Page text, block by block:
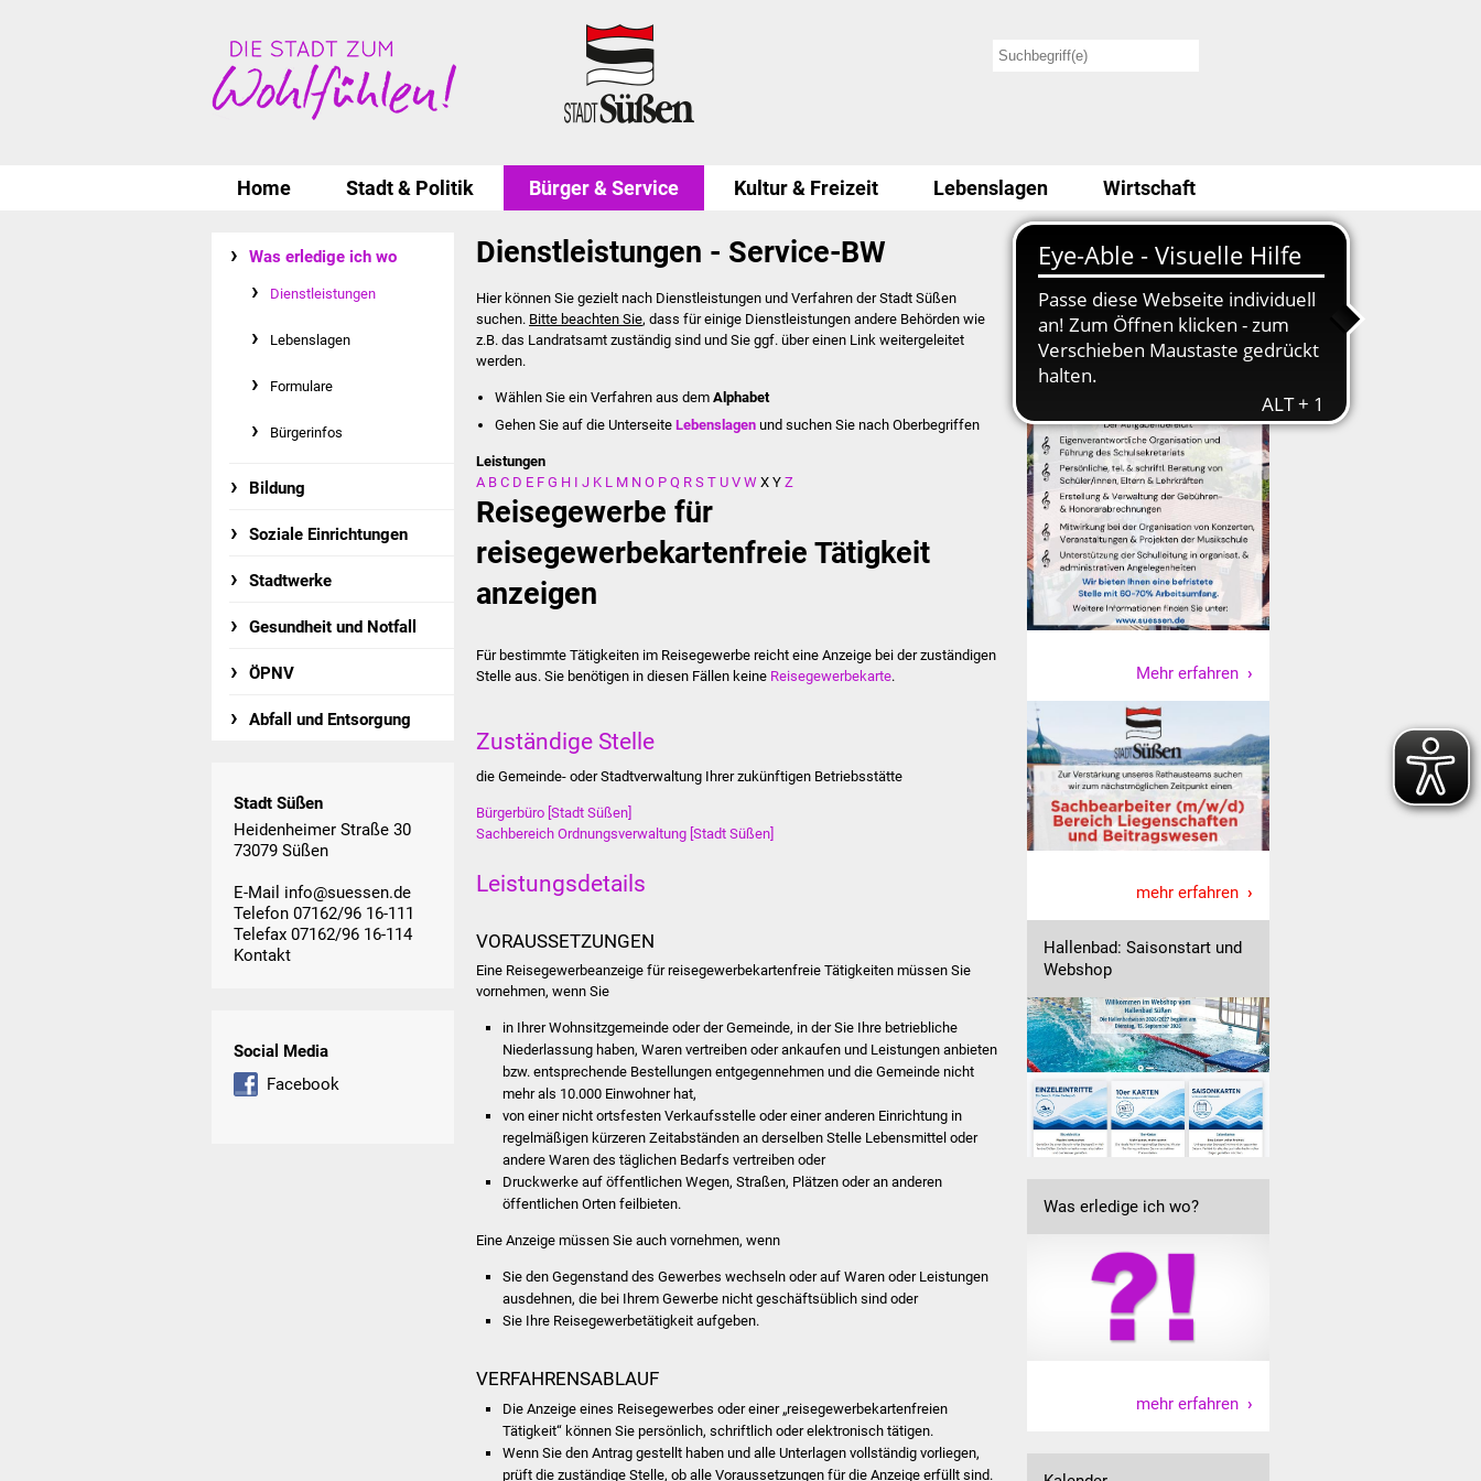
Home Stadt & Politik Bürger & Service Kultur & Freizeit Lebenslagen Wirtschaft
Was erledige ich wo
Dienstleistungen
Lebenslagen
Formulare
Bürgerinfos
Bildung
Soziale Einrichtungen
Stadtwerke
Gesundheit und Notfall
ÖPNV
Abfall und Entsorgung
Stadt Süßen
Heidenheimer Straße 30
73079 Süßen
E-Mail info@suessen.de
Telefon 07162/96 16-111
Telefax 07162/96 16-114
Kontakt
Social Media
Facebook
Dienstleistungen - Service-BW
Hier können Sie gezielt nach Dienstleistungen und Verfahren der Stadt Süßen
suchen. Bitte beachten Sie, dass für einige Dienstleistungen andere Behörden wie
z.B. das Landratsamt zuständig sind und Sie ggf. über einen Link weitergeleitet
werden.
Wählen Sie ein Verfahren aus dem Alphabet
Gehen Sie auf die UnterseiteLebenslagen und suchen Sie nach Oberbegriffen
Leistungen
A B C D E F G H I J K L M N O P Q R S T U V W X Y Z
Reisegewerbe für
reisegewerbekartenfreie Tätigkeit
anzeigen
Für bestimmte Tätigkeiten im Reisegewerbe reicht eine Anzeige bei der zuständigen
Stelle aus. Sie benötigen in diesen Fällen keine Reisegewerbekarte.
Zuständige Stelle
die Gemeinde- oder Stadtverwaltung Ihrer zukünftigen Betriebsstätte
Bürgerbüro [Stadt Süßen]
Sachbereich Ordnungsverwaltung [Stadt Süßen]
Leistungsdetails
VORAUSSETZUNGEN
Eine Reisegewerbeanzeige für reisegewerbekartenfreie Tätigkeiten müssen Sie
vornehmen, wenn Sie
in Ihrer Wohnsitzgemeinde oder der Gemeinde, in der Sie Ihre betriebliche
Niederlassung haben, Waren vertreiben oder ankaufen und Leistungen anbieten
bzw. entsprechende Bestellungen entgegennehmen und die Gemeinde nicht
mehr als 10.000 Einwohner hat,
von einer nicht ortsfesten Verkaufsstelle oder einer anderen Einrichtung in
regelmäßigen kürzeren Zeitabständen an derselben Stelle Lebensmittel oder
andere Waren des täglichen Bedarfs vertreiben oder
Druckwerke auf öffentlichen Wegen, Straßen, Plätzen oder an anderen
öffentlichen Orten feilbieten.
Eine Anzeige müssen Sie auch vornehmen, wenn
Sie den Gegenstand des Gewerbes wechseln oder auf Waren oder Leistungen
ausdehnen, die bei Ihrem Gewerbe nicht geschäftsüblich sind oder
Sie Ihre Reisegewerbetätigkeit aufgeben.
VERFAHRENSABLAUF
Die Anzeige eines Reisegewerbes oder einer „reisegewerbekartenfreien
Tätigkeit“ können Sie persönlich, schriftlich oder elektronisch tätigen.
Wenn Sie den Antrag gestellt haben und alle Unterlagen vollständig vorliegen,
prüft die zuständige Stelle, ob alle Voraussetzungen für die Anzeige erfüllt sind.
Stellenausschreibung
Mehr erfahren
mehr erfahren
Hallenbad: Saisonstart und
Webshop
Was erledige ich wo?
mehr erfahren